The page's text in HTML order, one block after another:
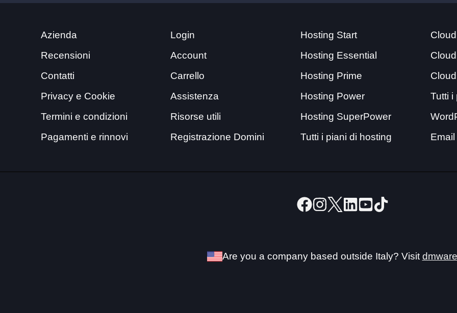
Azienda
Recensioni
Contatti
Privacy e Cookie
Termini e condizioni
Pagamenti e rinnovi
Login
Account
Carrello
Assistenza
Risorse utili
Registrazione Domini
Hosting Start
Hosting Essential
Hosting Prime
Hosting Power
Hosting SuperPower
Tutti i piani di hosting
Tutti i
Email
Are you a company based outside Italy? Visit